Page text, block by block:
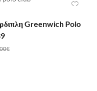
ΚΑΛΆΘΙGreenwich Polo
€